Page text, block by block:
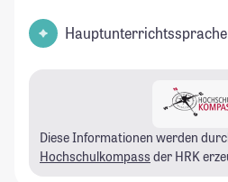
Diese Informationen werden
Hochschulkompass der HRK